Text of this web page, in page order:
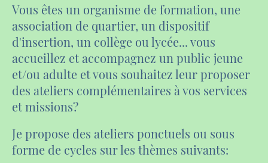
Vous êtes un organisme de formation, une
association de quartier, un dispositif
d'insertion, un collège ou lycée... vous
accueillez et accompagnez un public jeune
et/ou adulte et vous souhaitez leur proposer
des ateliers complémentaires à vos services
et missions?
Je propose des ateliers ponctuels ou sous
forme de cycles sur les thèmes suivants: